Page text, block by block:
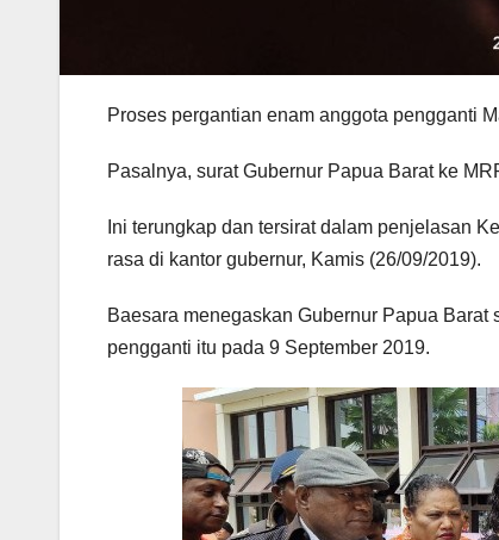
Proses pergantian enam anggota pengganti
Pasalnya, surat Gubernur Papua Barat ke
Ini terungkap dan tersirat dalam penjelasan
rasa di kantor gubernur, Kamis (26/09/2019).
Baesara menegaskan Gubernur Papua
pengganti itu pada 9 September 2019.